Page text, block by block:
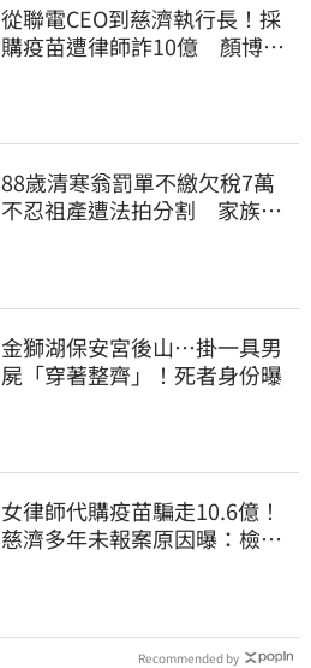
從聯電CEO到慈濟執行長！採
購疫苗遭律師詐10億 顏博
88歲清寒翁罰單不繳欠稅7萬
不忍祖產遭法拍分割 家族按
金獅湖保安宮後山…掛一具男
屍「穿著整齊」！死者身份曝
女律師代購疫苗騙走10.6億！
慈濟多年未報案原因曝：檢警
Recommended by